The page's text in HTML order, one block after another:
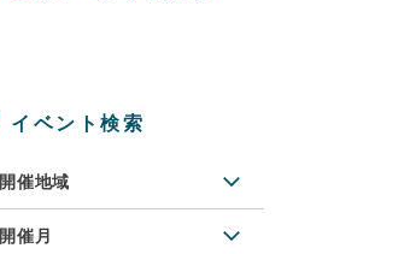
イベント検索
開催地域
開催月